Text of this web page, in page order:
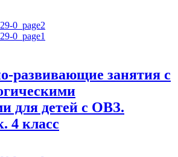
развивающие занятия с
для детей с ОВЗ.
4 класс